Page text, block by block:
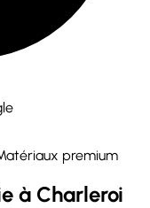
premium
à Charleroi